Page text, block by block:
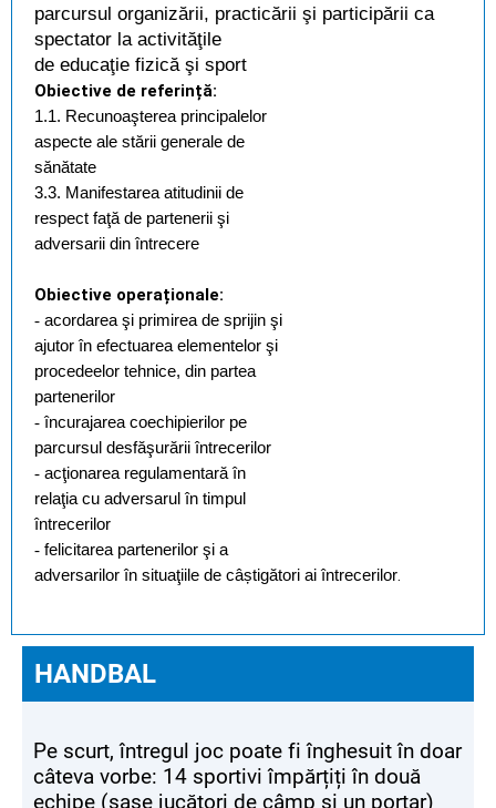
parcursul organizării, practicării şi participării ca
spectator la activităţile
de educaţie fizică şi sport
Obiective de referință:
1.1. Recunoaşterea principalelor
aspecte ale stării generale de
sănătate
3.3. Manifestarea atitudinii de
respect faţă de partenerii şi
adversarii din întrecere
Obiective operaționale:
- acordarea şi primirea de sprijin şi
ajutor în efectuarea elementelor şi
procedeelor tehnice, din partea
partenerilor
- încurajarea coechipierilor pe
parcursul desfăşurării întrecerilor
- acţionarea regulamentară în
relaţia cu adversarul în timpul
întrecerilor
- felicitarea partenerilor şi a
adversarilor în situaţiile de câștigători ai întrecerilor.
HANDBAL
Pe scurt, întregul joc poate fi înghesuit în doar
câteva vorbe: 14 sportivi împărțiți în două
echipe (șase jucători de câmp și un portar)